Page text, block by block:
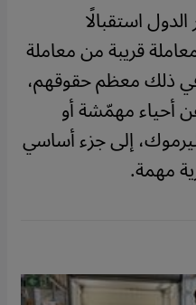
استقبالًا
قريبة من معاملة
في ذلك معظم حقوقهم،
أحياء مهمّشة أو
إلى جزء أساسي
مهمة.